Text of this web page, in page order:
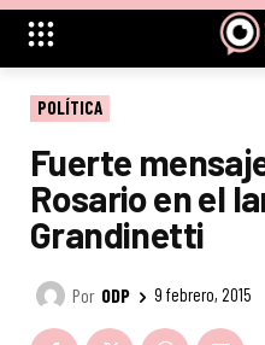
POLÍTICA
Fuerte
Rosario en el
Grandinetti
Por ODP 9 febrero, 2015